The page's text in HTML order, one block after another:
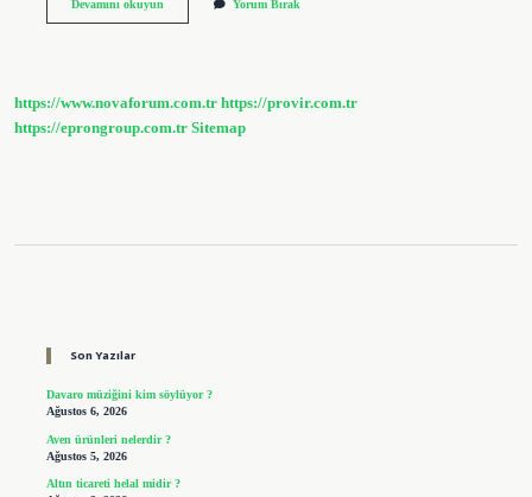
Devamını okuyunAşkale
Yorum Bırak
https://www.novaforum.com.tr https://provir.com.tr
https://eprongroup.com.tr Sitemap
Son Yazılar
Davaro müziğini kim söylüyor ?
Ağustos 6, 2026
Aven ürünleri nelerdir ?
Ağustos 5, 2026
Altın ticareti helal midir ?